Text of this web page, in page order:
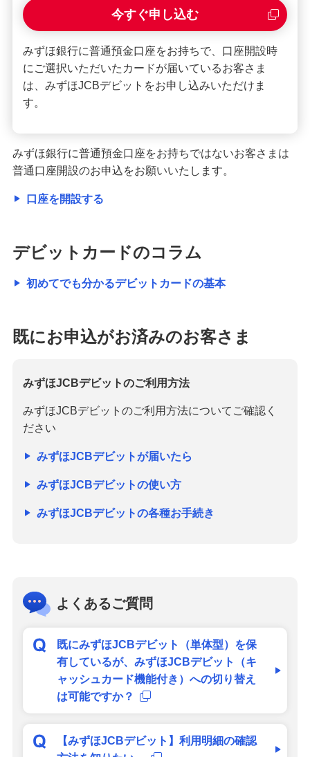
今すぐ申し込む
みずほ銀行に普通預金口座をお持ちで、口座開設時
にご選択いただいたカードが届いているお客さま
は、みずほJCBデビットをお申し込みいただけま
す。
みずほ銀行に普通預金口座をお持ちではないお客さまは
普通口座開設のお申込をお願いいたします。
口座を開設する
デビットカードのコラム
初めてでも分かるデビットカードの基本
既にお申込がお済みのお客さま
みずほJCBデビットのご利用方法
みずほJCBデビットのご利用方法についてご確認く
ださい
みずほJCBデビットが届いたら
みずほJCBデビットの使い方
みずほJCBデビットの各種お手続き
よくあるご質問
既にみずほJCBデビット（単体型）を保
有しているが、みずほJCBデビット（キ
ャッシュカード機能付き）への切り替え
は可能ですか？
【みずほJCBデビット】利用明細の確認